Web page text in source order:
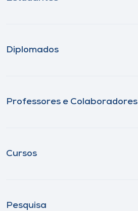
Diplomados
Professores e Colaboradores
Cursos
Pesquisa